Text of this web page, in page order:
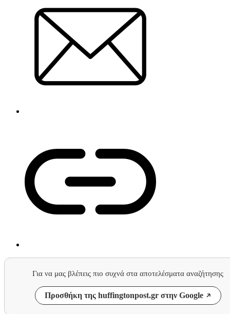
Για να μας βλέπεις πιο συχνά στα αποτελέσματα αναζήτησης
Προσθήκη της huffingtonpost.gr στην Google